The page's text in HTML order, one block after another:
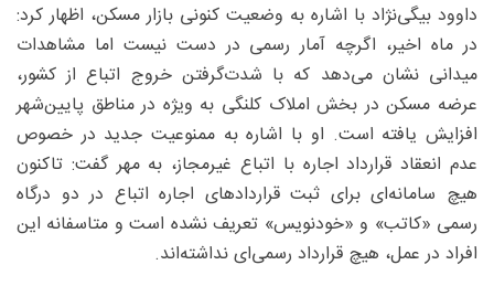
داوود بیگی‌نژاد با اشاره به وضعیت کنونی بازار مسکن، اظهار کرد:
در ماه اخیر، اگرچه آمار رسمی در دست نیست اما مشاهدات
میدانی نشان می‌دهد که با شدت‌گرفتن خروج اتباع از کشور،
عرضه مسکن در بخش املاک کلنگی به ‌ویژه در مناطق پایین‌شهر
افزایش یافته است. او با اشاره به ممنوعیت جدید در خصوص
عدم انعقاد قرارداد اجاره با اتباع غیرمجاز، به مهر گفت: تاکنون
هیچ سامانه‌ای برای ثبت قراردادهای اجاره اتباع در دو درگاه
رسمی «کاتب» و «خودنویس» تعریف نشده است و متاسفانه این
افراد در عمل، هیچ قرارداد رسمی‌ای نداشته‌اند.